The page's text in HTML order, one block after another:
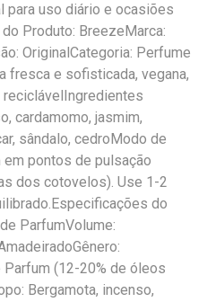
para uso diário e ocasiões
Produto: BreezeMarca:
OriginalCategoria: Perfume
fresca e sofisticada, vegana,
cardamomo, jasmim,
sândalo, cedroModo de
pontos de pulsação
dos cotovelos). Use 1-2
do
ParfumVolume:
Parfum (12-20% de óleos
Bergamota, incenso,